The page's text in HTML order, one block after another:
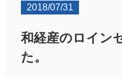
2018/07/31
和経産のロイン
た。